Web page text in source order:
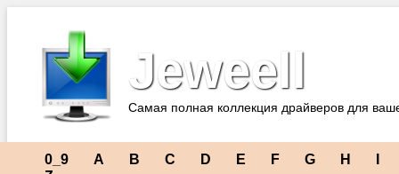
Jeweell
Самая полная коллекция драйверов для
0_9 A B C D E F G H